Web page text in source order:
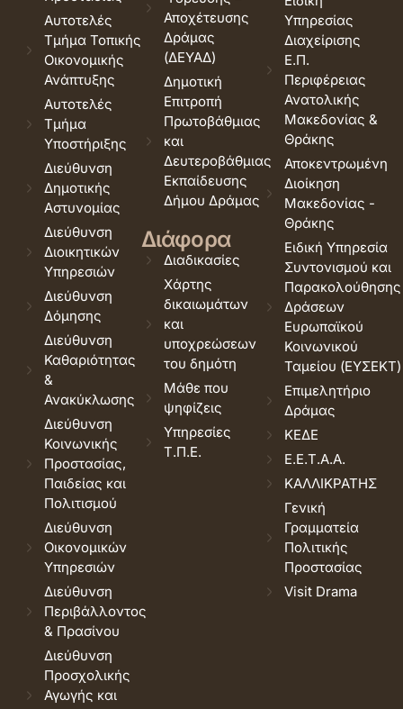
Αυτοτελές
Τμήμα Τοπικής
Οικονομικής
Ανάπτυξης
Αυτοτελές
Τμήμα
Υποστήριξης
Διεύθυνση
Δημοτικής
Αστυνομίας
Διεύθυνση
Διοικητικών
Υπηρεσιών
Διεύθυνση
Δόμησης
Διεύθυνση
Καθαριότητας
&
Ανακύκλωσης
Διεύθυνση
Κοινωνικής
Προστασίας,
Παιδείας και
Πολιτισμού
Διεύθυνση
Οικονομικών
Υπηρεσιών
Διεύθυνση
Περιβάλλοντος
& Πρασίνου
Διεύθυνση
Προσχολικής
Αγωγής και
Αποχέτευσης
Δράμας
(ΔΕΥΑΔ)
Δημοτική
Επιτροπή
Πρωτοβάθμιας
και
Δευτεροβάθμιας
Εκπαίδευσης
Δήμου Δράμας
Διάφορα
Διαδικασίες
Χάρτης
δικαιωμάτων
και
υποχρεώσεων
του δημότη
Μάθε που
ψηφίζεις
Υπηρεσίες
Τ.Π.Ε.
Υπηρεσίας
Διαχείρισης
Ε.Π.
Περιφέρειας
Ανατολικής
Μακεδονίας &
Θράκης
Αποκεντρωμένη
Διοίκηση
Μακεδονίας -
Θράκης
Ειδική Υπηρεσία
Συντονισμού και
Παρακολούθησης
Δράσεων
Ευρωπαϊκού
Κοινωνικού
Ταμείου (ΕΥΣΕΚΤ)
Επιμελητήριο
Δράμας
ΚΕΔΕ
Ε.Ε.Τ.Α.Α.
ΚΑΛΛΙΚΡΑΤΗΣ
Γενική
Γραμματεία
Πολιτικής
Προστασίας
Visit Drama